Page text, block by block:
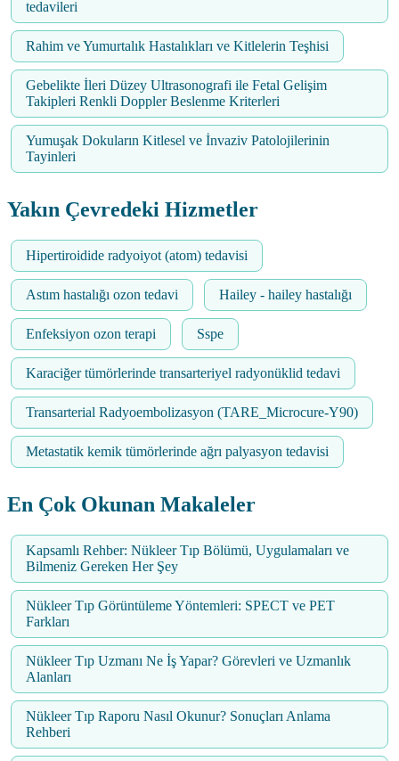
tedavileri
Rahim ve Yumurtalık Hastalıkları ve Kitlelerin Teşhisi
Gebelikte İleri Düzey Ultrasonografi ile Fetal Gelişim
Takipleri Renkli Doppler Beslenme Kriterleri
Yumuşak Dokuların Kitlesel ve İnvaziv Patolojilerinin
Tayinleri
Yakın Çevredeki Hizmetler
Hipertiroidide radyoiyot (atom) tedavisi
Astım hastalığı ozon tedavi Hailey - hailey hastalığı
Enfeksiyon ozon terapi Sspe
Karaciğer tümörlerinde transarteriyel radyonüklid tedavi
Transarterial Radyoembolizasyon (TARE_Microcure-Y90)
Metastatik kemik tümörlerinde ağrı palyasyon tedavisi
En Çok Okunan Makaleler
Kapsamlı Rehber: Nükleer Tıp Bölümü, Uygulamaları ve
Bilmeniz Gereken Her Şey
Nükleer Tıp Görüntüleme Yöntemleri: SPECT ve PET
Farkları
Nükleer Tıp Uzmanı Ne İş Yapar? Görevleri ve Uzmanlık
Alanları
Nükleer Tıp Raporu Nasıl Okunur? Sonuçları Anlama
Rehberi